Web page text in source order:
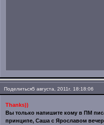
Поделиться5 августа, 2011г. 18:18:06
Thanks))
Вы только напишите кому в ПМ
принципе, Саша с Ярославом